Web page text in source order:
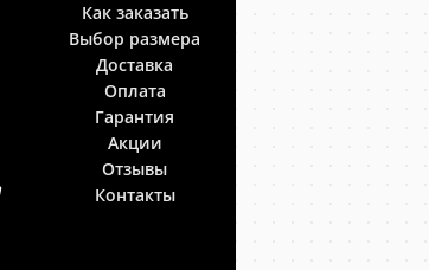
Как заказать
Выбор размера
Доставка
Оплата
Гарантия
Акции
Отзывы
Контакты